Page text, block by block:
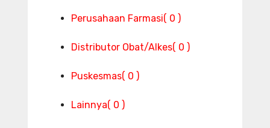
Perusahaan Farmasi( 0 )
Distributor Obat/Alkes( 0 )
Puskesmas( 0 )
Lainnya( 0 )